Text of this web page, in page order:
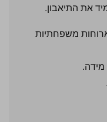
את התיאבון.
משפחתיות
מידה.